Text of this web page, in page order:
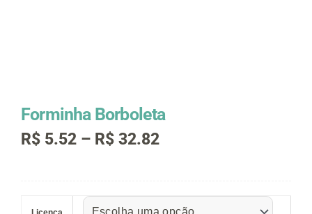
Forminha Borboleta
R$ 5.52 – R$ 32.82Faixa
através